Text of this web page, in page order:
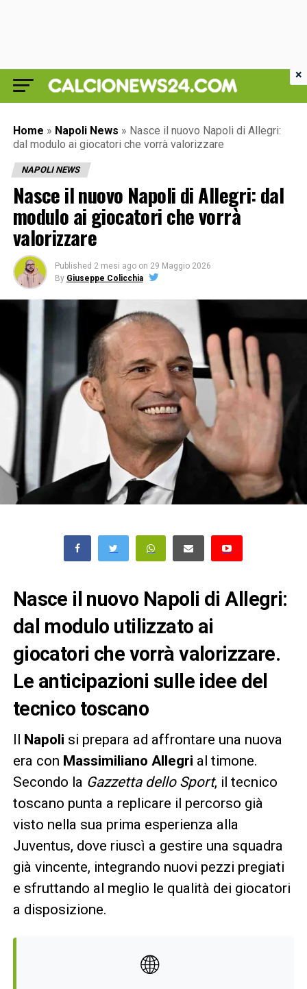
Home » Napoli News » Nasce il nuovo Napoli di Allegri:
dal modulo ai giocatori che vorrà valorizzare
NAPOLI NEWS
Nasce il nuovo Napoli di Allegri: dal
modulo ai giocatori che vorrà
valorizzare
Published 2 mesi ago on 29 Maggio 2026
By Giuseppe Colicchia
Nasce il nuovo Napoli di Allegri:
dal modulo utilizzato ai
giocatori che vorrà valorizzare.
Le anticipazioni sulle idee del
tecnico toscano
Napoli si prepara ad affrontare una nuova
era con Massimiliano Allegri al timone.
Secondo la Gazzetta dello Sport, il tecnico
toscano punta a replicare il percorso già
visto nella sua prima esperienza alla
Juventus, dove riuscì a gestire una squadra
già vincente, integrando nuovi pezzi pregiati
e sfruttando al meglio le qualità dei giocatori
a disposizione.
🌐
×